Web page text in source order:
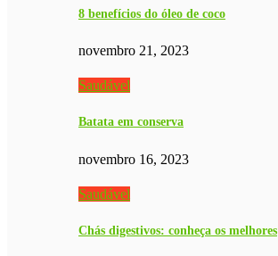
8 benefícios do óleo de coco
novembro 21, 2023
Saudável
Batata em conserva
novembro 16, 2023
Saudável
Chás digestivos: conheça os melhores